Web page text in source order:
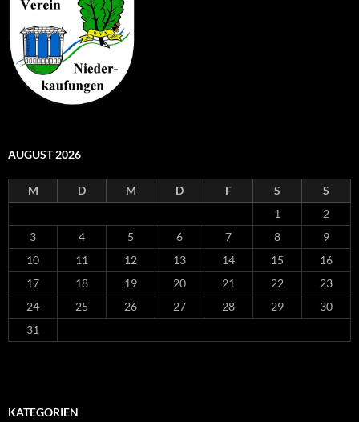
AUGUST 2026
M D M D F S
S
1
2
3
4 5 6 7 8
9
10
11 12 13 14 15
16
17
18 19 20 21 22
23
24
25 26 27 28 29
30
31
KATEGORIEN